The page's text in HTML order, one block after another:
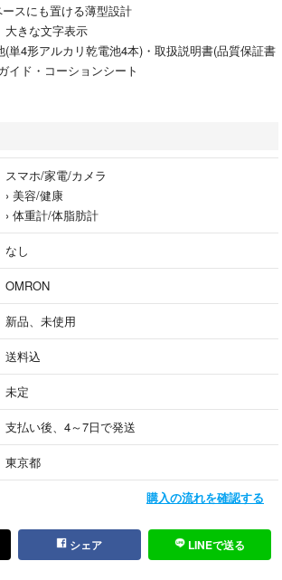
スにも置ける薄型設計
大きな文字表示
単4形アルカリ乾電池4本)・取扱説明書(品質保証書
イド・コーションシート
スマホ/家電/カメラ
› 美容/健康
› 体重計/体脂肪計
なし
OMRON
新品、未使用
送料込
未定
支払い後、4～7日で発送
東京都
購入の流れを確認する
シェア LINEで送る